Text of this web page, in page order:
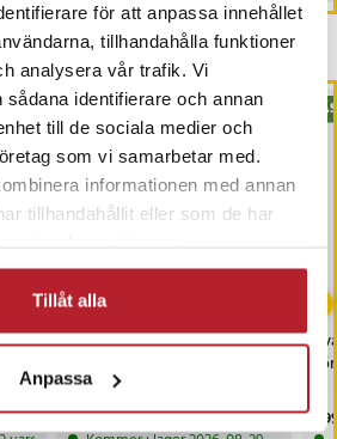
för att anpassa innehållet
tillhandahålla funktioner
analysera vår trafik. Vi
identifierare och annan
till de sociala medier och
som vi samarbetar med.
informationen med annan
tillhandahållit eller som de har
Tillåt alla
Anpassa
Svart kryddhylla 27 x 8,5
magnetisk förvaringshylla /
hylla till kylskåp
Pris:139 kr
139 kr